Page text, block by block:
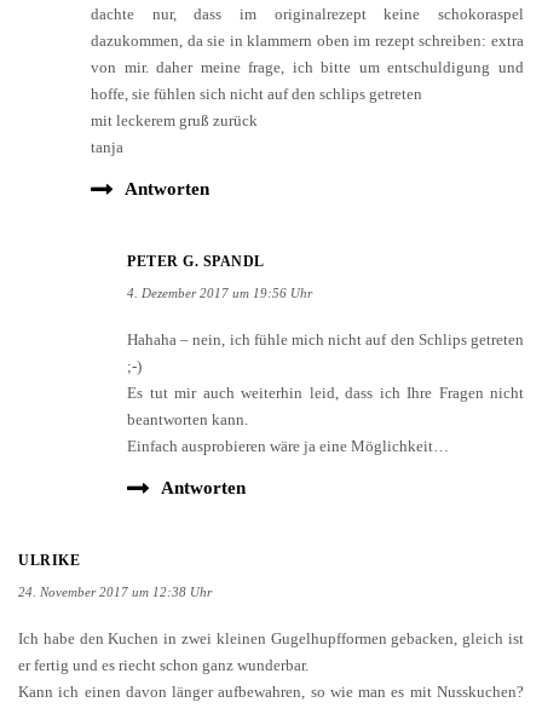
dachte nur, dass im originalrezept keine schokoraspel
dazukommen, da sie in klammern oben im rezept schreiben: extra
von mir. daher meine frage, ich bitte um entschuldigung und
hoffe, sie fühlen sich nicht auf den schlips getreten
mit leckerem gruß zurück
tanja
Antworten
PETER G. SPANDL
4. Dezember 2017 um 19:56 Uhr
Hahaha – nein, ich fühle mich nicht auf den Schlips getreten
;-)
Es tut mir auch weiterhin leid, dass ich Ihre Fragen nicht
beantworten kann.
Einfach ausprobieren wäre ja eine Möglichkeit…
Antworten
ULRIKE
24. November 2017 um 12:38 Uhr
Ich habe den Kuchen in zwei kleinen Gugelhupfformen gebacken, gleich ist
er fertig und es riecht schon ganz wunderbar.
Kann ich einen davon länger aufbewahren, so wie man es mit Nusskuchen?